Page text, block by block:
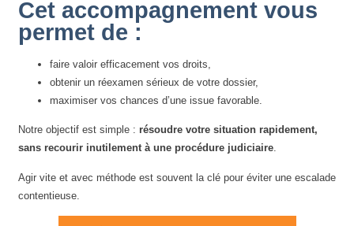
Cet accompagnement vous
permet de :
faire valoir efficacement vos droits,
obtenir un réexamen sérieux de votre dossier,
maximiser vos chances d’une issue favorable.
Notre objectif est simple : résoudre votre situation rapidement,
sans recourir inutilement à une procédure judiciaire.
Agir vite et avec méthode est souvent la clé pour éviter une escalade
contentieuse.